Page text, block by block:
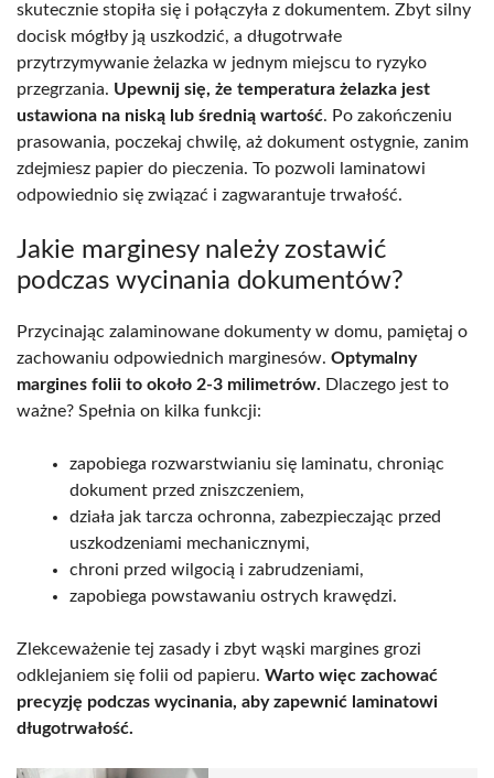
skutecznie stopiła się i połączyła z dokumentem. Zbyt silny
docisk mógłby ją uszkodzić, a długotrwałe
przytrzymywanie żelazka w jednym miejscu to ryzyko
przegrzania. Upewnij się, że temperatura żelazka jest
ustawiona na niską lub średnią wartość. Po zakończeniu
prasowania, poczekaj chwilę, aż dokument ostygnie, zanim
zdejmiesz papier do pieczenia. To pozwoli laminatowi
odpowiednio się związać i zagwarantuje trwałość.
Jakie marginesy należy zostawić
podczas wycinania dokumentów?
Przycinając zalaminowane dokumenty w domu, pamiętaj o
zachowaniu odpowiednich marginesów. Optymalny
margines folii to około 2-3 milimetrów. Dlaczego jest to
ważne? Spełnia on kilka funkcji:
zapobiega rozwarstwianiu się laminatu, chroniąc
dokument przed zniszczeniem,
działa jak tarcza ochronna, zabezpieczając przed
uszkodzeniami mechanicznymi,
chroni przed wilgocią i zabrudzeniami,
zapobiega powstawaniu ostrych krawędzi.
Zlekceważenie tej zasady i zbyt wąski margines grozi
odklejaniem się folii od papieru. Warto więc zachować
precyzję podczas wycinania, aby zapewnić laminatowi
długotrwałość.